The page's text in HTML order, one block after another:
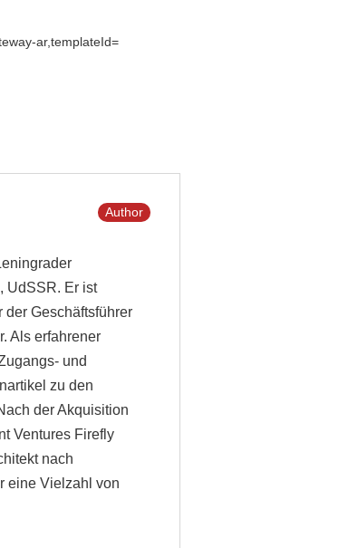
ar,templateId=
UdSSR. Er ist
der Geschäftsführer
Als erfahrener
und
zu den
der Akquisition
Ventures Firefly
nach
eine Vielzahl von
Author